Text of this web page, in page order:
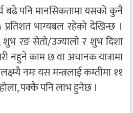
बढे पनि मानसिकतामा यसको कुनै
भाग्यबल रहेको देखिन्छ ।
रङ सेतो/उज्यालो र शुभ दिशा
नहुने काम छ वा अचानक यात्रामा
नमः यस मन्त्रलाई कम्तीमा ११
पक्कै पनि लाभ हुनेछ ।